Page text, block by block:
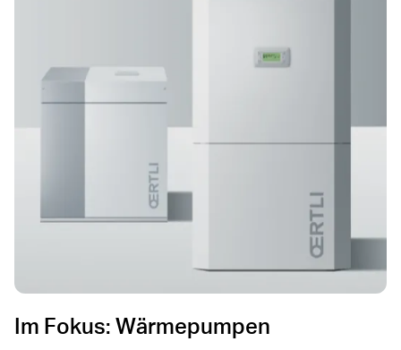
Im Fokus: Wärmepumpen